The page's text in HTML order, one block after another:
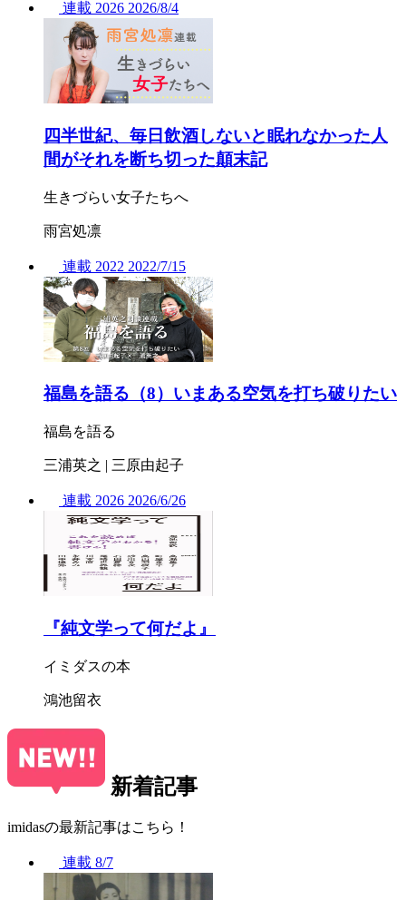
連載 2026 2026/8/4
四半世紀、毎日飲酒しないと眠れなかった人
間がそれを断ち切った顛末記
生きづらい女子たちへ
雨宮処凛
連載 2022 2022/7/15
福島を語る（8）いまある空気を打ち破りたい
福島を語る
三浦英之 | 三原由起子
連載 2026 2026/6/26
『純文学って何だよ』
イミダスの本
鴻池留衣
新着記事
imidasの最新記事はこちら！
連載 8/7